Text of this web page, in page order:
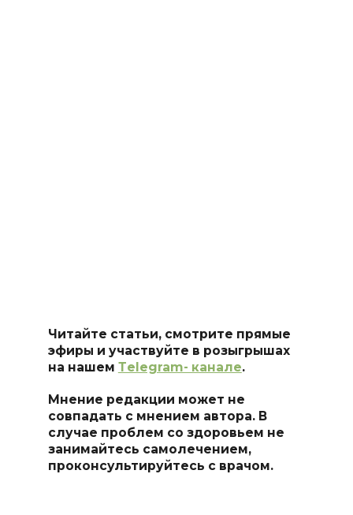
Читайте статьи, смотрите прямые
эфиры и участвуйте в розыгрышах
на нашем Тelegram- канале.
Мнение редакции может не
совпадать с мнением автора. В
случае проблем со здоровьем не
занимайтесь самолечением,
проконсультируйтесь с врачом.